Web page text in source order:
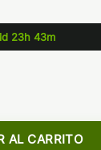
23h 43m
Longfill –
AL CARRITO